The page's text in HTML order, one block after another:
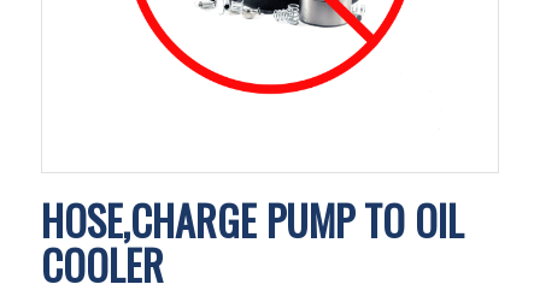
HOSE,CHARGE PUMP TO OIL
COOLER